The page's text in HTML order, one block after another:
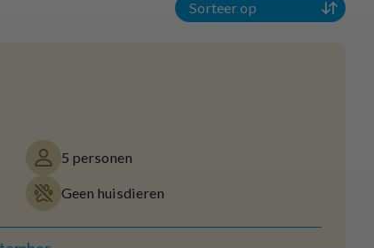
5 personen
Geen huisdieren